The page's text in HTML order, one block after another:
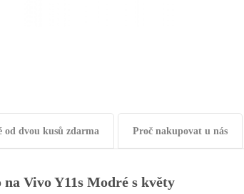
od dvou kusů zdarma Proč nakupovat u nás
Vivo Y11s Modré s květy